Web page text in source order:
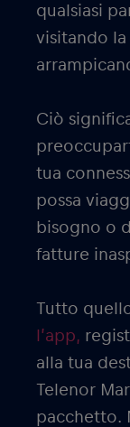
qualsiasi
visitando
Ciò
tua
possa
bisogno o
fatture
Tutto
l’app,
alla tua
Telenor
pacchetto.